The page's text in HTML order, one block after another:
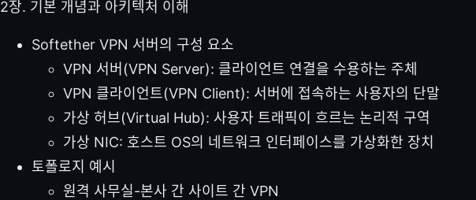
2장. 기본 개념과 아키텍처 이해
Softether VPN 서버의 구성 요소
VPN 서버(VPN Server): 클라이언트 연결을 수용하는 주체
VPN 클라이언트(VPN Client): 서버에 접속하는 사용자의 단말
가상 허브(Virtual Hub): 사용자 트래픽이 흐르는 논리적 구역
가상 NIC: 호스트 OS의 네트워크 인터페이스를 가상화한 장치
토폴로지 예시
원격 사무실-본사 간 사이트 간 VPN